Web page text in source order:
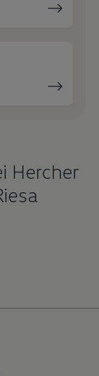
Hercher